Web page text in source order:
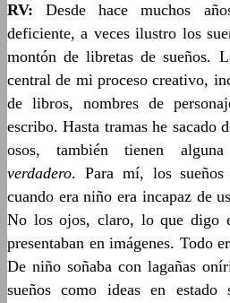
RV: Desde hace muchos
deficiente, a veces ilustro los
montón de libretas de sueños.
central de mi proceso creativo,
de libros, nombres de
escribo. Hasta tramas he sacado
osos, también tienen
verdadero. Para mí, los sueños
cuando era niño era incapaz de
No los ojos, claro, lo que digo
presentaban en imágenes. Todo
De niño soñaba con lagañas
sueños como ideas en